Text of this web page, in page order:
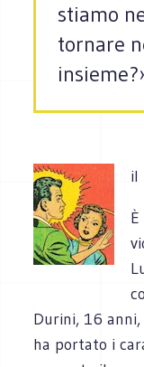
stiamo
tornare
il
Durini, 16
ha portato i